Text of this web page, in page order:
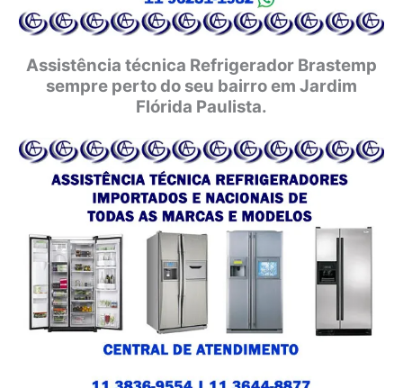
Assistência técnica Refrigerador Brastemp
sempre perto do seu bairro em Jardim
Flórida Paulista.